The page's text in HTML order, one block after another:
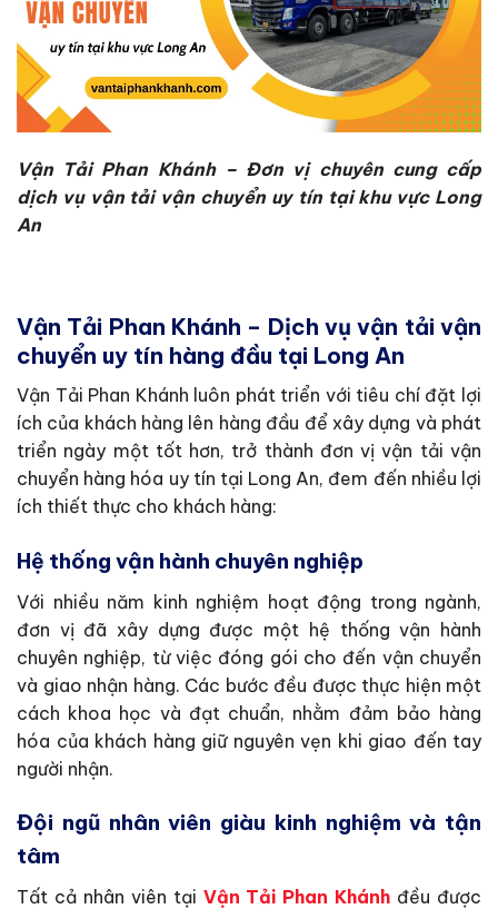
Vận Tải Phan Khánh – Đơn vị chuyên cung cấp
dịch vụ vận tải vận chuyển uy tín tại khu vực Long
An
Vận Tải Phan Khánh – Dịch vụ vận tải vận
chuyển uy tín hàng đầu tại Long An
Vận Tải Phan Khánh luôn phát triển với tiêu chí đặt lợi
ích của khách hàng lên hàng đầu để xây dựng và phát
triển ngày một tốt hơn, trở thành đơn vị vận tải vận
chuyển hàng hóa uy tín tại Long An, đem đến nhiều lợi
ích thiết thực cho khách hàng:
Hệ thống vận hành chuyên nghiệp
Với nhiều năm kinh nghiệm hoạt động trong ngành,
đơn vị đã xây dựng được một hệ thống vận hành
chuyên nghiệp, từ việc đóng gói cho đến vận chuyển
và giao nhận hàng. Các bước đều được thực hiện một
cách khoa học và đạt chuẩn, nhằm đảm bảo hàng
hóa của khách hàng giữ nguyên vẹn khi giao đến tay
người nhận.
Đội ngũ nhân viên giàu kinh nghiệm và tận
tâm
Tất cả nhân viên tại Vận Tải Phan Khánh đều được